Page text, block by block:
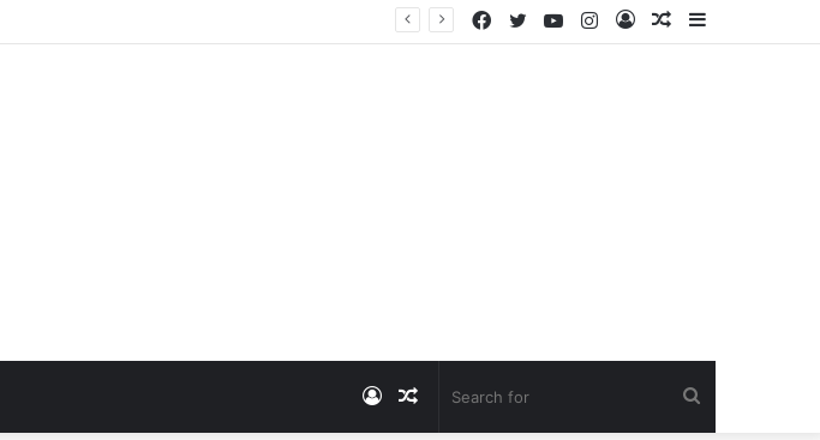
Sidebar
Random
Log
Instagram
YouTube
Twitter
Facebook
Random
Log